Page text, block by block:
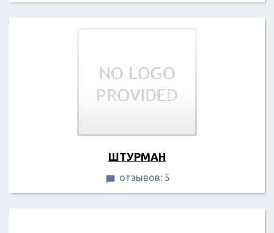
ШТУРМАН
 отзывов: 5